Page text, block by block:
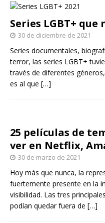
Series LGBT+ que
30 de diciembre de 2021
Series documentales,
terror, las series LGBT+
través de diferentes
es al que […]
25 películas de
ver en Netflix,
30 de marzo de 2021
Hoy más que nunca, la
fuertemente presente en la
visibilidad. Las tres
podían quedar fuera de […]